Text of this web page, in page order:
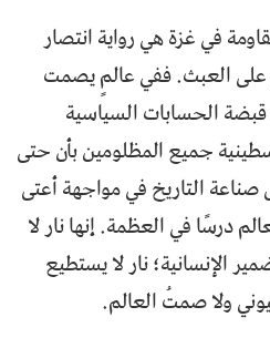
في غزة هي رواية انتصار
على العبث. ففي عالمٍ يصمت
قبضة الحسابات السياسية
جميع المظلومين بأن حتى
التاريخ في مواجهة أعتى
درسًا في العظمة. إنها نار لا
الإنسانية؛ نار لا يستطيع
ولا صمتُ العالم.